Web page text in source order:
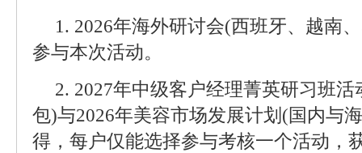
1. 2026年海外研讨会(西班牙、越南
参与本次活动。
2. 2027年中级客户经理菁英研习班
包)与2026年美容市场发展计划(国内与
得，每户仅能选择参与考核一个活动，